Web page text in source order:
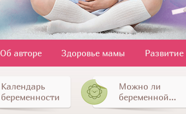
Об авторе Здоровье мамы Развитие
Календарь
беременности
Можно ли
беременной...